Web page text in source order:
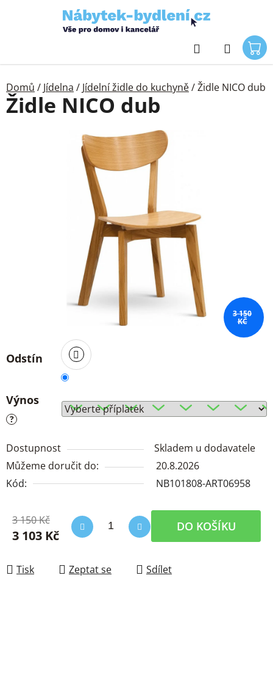
Hledat
Domů / Jídelna / Jídelní židle do kuchyně/Židle NICO dub
Odstín
Výnos
?
Dostupnost
Skladem u dodavatele
Můžeme doručit do:
20.8.2026
Kód:
NB101808-ART06958
3 150 Kč
3 103 Kč
DO KOŠÍKU
Tisk Zeptat se Sdílet
Židle NICO dub
3 150
KČ